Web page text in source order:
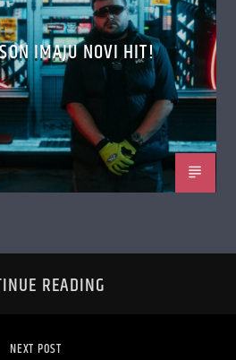
IMAJU NOVI HIT!
READING
NEXT POST